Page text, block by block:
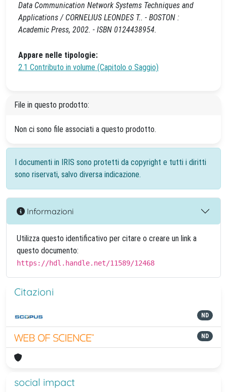
Data Communication Network Systems Techniques and
Applications / CORNELIUS LEONDES T.. - BOSTON :
Academic Press, 2002. - ISBN 0124438954.
Appare nelle tipologie:
2.1 Contributo in volume (Capitolo o Saggio)
File in questo prodotto:
Non ci sono file associati a questo prodotto.
I documenti in IRIS sono protetti da copyright e tutti i diritti
sono riservati, salvo diversa indicazione.
Informazioni
Utilizza questo identificativo per citare o creare un link a
questo documento:
https://hdl.handle.net/11589/12468
Citazioni
ND
ND
social impact